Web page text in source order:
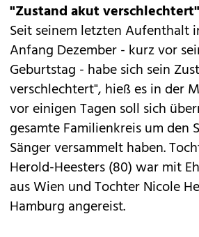
"Zustand akut verschlechtert"
Seit seinem letzten Aufenthalt
Anfang Dezember - kurz vor
Geburtstag - habe sich sein
verschlechtert", hieß es in der
vor einigen Tagen soll sich
gesamte Familienkreis um den
Sänger versammelt haben.
Herold-Heesters (80) war mit
aus Wien und Tochter Nicole
Hamburg angereist.